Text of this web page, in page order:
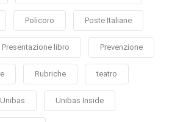
Policoro Poste Italiane
Presentazione libro Prevenzione
Rubriche teatro
Unibas Unibas Inside